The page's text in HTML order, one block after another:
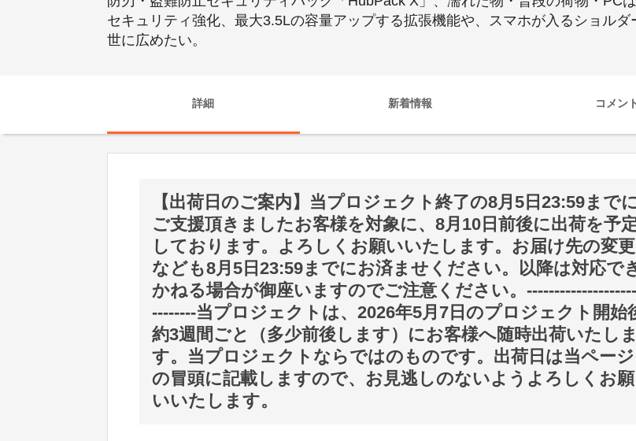
セキュリティ強化、最大3.5Lの容量アップする拡張機能や、スマホが入るショル
世に広めたい。
詳細 新着情報 コメント
【出荷日のご案内】当プロジェクト終了の8月5日23:59まで
ご支援頂きましたお客様を対象に、8月10日前後に出荷を予
しております。よろしくお願いいたします。お届け先の変更
なども8月5日23:59までにお済ませください。以降は対応で
かねる場合が御座いますのでご注意ください。
--------当プロジェクトは、2026年5月7日のプロジェクト開始
約3週間ごと（多少前後します）にお客様へ随時出荷いたしま
す。当プロジェクトならではのものです。出荷日は当ページ
の冒頭に記載しますので、お見逃しのないようよろしくお願
いいたします。